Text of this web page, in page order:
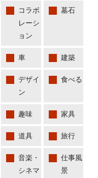
コラボ
レーシ
ョン
墓石
車 建築
デザイ
ン
食べる
趣味 家具
道具 旅行
音楽・
シネマ
仕事風
景